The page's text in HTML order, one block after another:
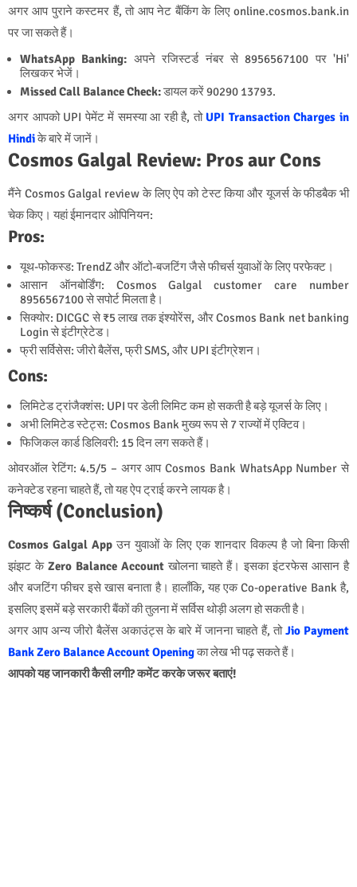
अगर आप पुराने कस्टमर हैं, तो आप नेट बैंकिंग के लिए online.cosmos.bank.in
पर जा सकते हैं।
WhatsApp Banking: अपने रजिस्टर्ड नंबर से8956567100 पर 'Hi'
लिखकर भेजें।
Missed Call Balance Check:डायल करें90290 13793.
अगर आपको UPI पेमेंट में समस्या आ रही है, तो UPI Transaction Charges in
Hindiके बारे में जानें।
Cosmos Galgal Review: Pros aur Cons
मैंने Cosmos Galgal review के लिए ऐप को टेस्ट किया और यूजर्स के फीडबैक भी
चेक किए। यहां ईमानदार ओपिनियन:
Pros:
यूथ-फोकस्ड: TrendZ और ऑटो-बजटिंग जैसे फीचर्स युवाओं के लिए परफेक्ट।
आसान ऑनबोर्डिंग: Cosmos Galgal customer care number
8956567100 से सपोर्ट मिलता है।
सिक्योर: DICGC से ₹5 लाख तक इंश्योरेंस, और Cosmos Bank net banking
Login से इंटीग्रेटेड।
फ्री सर्विसेस: जीरो बैलेंस, फ्री SMS, और UPI इंटीग्रेशन।
Cons:
लिमिटेड ट्रांजैक्शंस: UPI पर डेली लिमिट कम हो सकती है बड़े यूजर्स के लिए।
अभी लिमिटेड स्टेट्स: Cosmos Bank मुख्य रूप से 7 राज्यों में एक्टिव।
फिजिकल कार्ड डिलिवरी: 15 दिन लग सकते हैं।
ओवरऑल रेटिंग: 4.5/5 – अगर आप Cosmos Bank WhatsApp Number से
कनेक्टेड रहना चाहते हैं, तो यह ऐप ट्राई करने लायक है।
निष्कर्ष (Conclusion)
Cosmos Galgal App उन युवाओं के लिए एक शानदार विकल्प है जो बिना किसी
झंझट के Zero Balance Accountखोलना चाहते हैं। इसका इंटरफेस आसान है
और बजटिंग फीचर इसे खास बनाता है। हालाँकि, यह एक Co-operative Bank है,
इसलिए इसमें बड़े सरकारी बैंकों की तुलना में सर्विस थोड़ी अलग हो सकती है।
अगर आप अन्य जीरो बैलेंस अकाउंट्स के बारे में जानना चाहते हैं, तो Jio Payment
Bank Zero Balance Account Openingका लेख भी पढ़ सकते हैं।
आपको यह जानकारी कैसी लगी? कमेंट करके जरूर बताएं!